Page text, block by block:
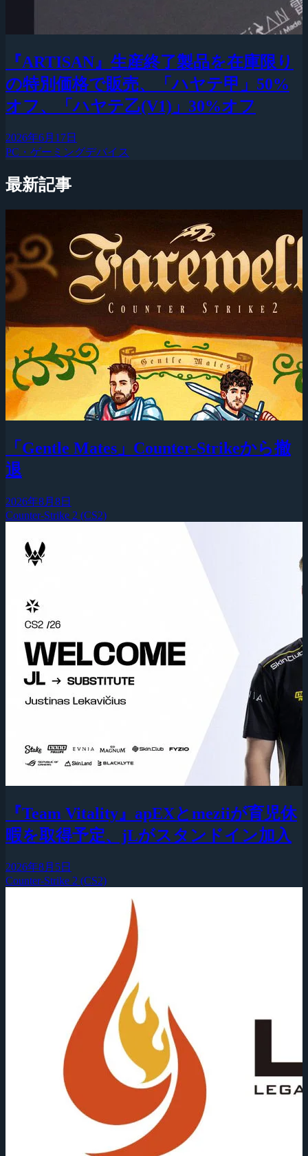
『ARTISAN』生産終了製品を在庫限り
の特別価格で販売、「ハヤテ甲」50%
オフ、「ハヤテ乙(V1)」30%オフ
2026年6月17日
PC・ゲーミングデバイス
最新記事
「Gentle Mates」Counter-Strikeから撤
退
2026年8月8日
Counter-Strike 2 (CS2)
『Team Vitality』apEXとmeziiが育児休
暇を取得予定、jLがスタンドイン加入
2026年8月5日
Counter-Strike 2 (CS2)